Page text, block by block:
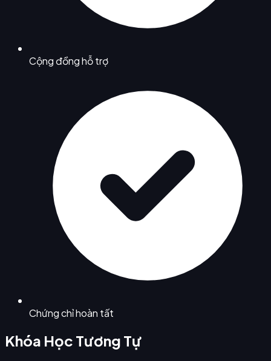
Cộng đồng hỗ trợ
Chứng chỉ hoàn tất
Khóa Học Tương Tự